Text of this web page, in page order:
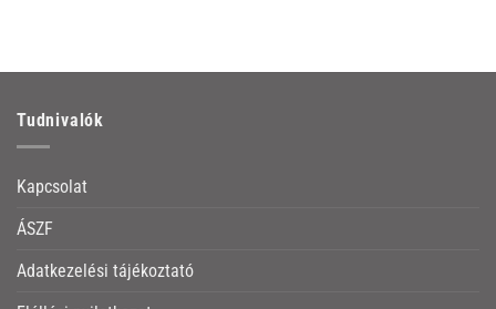
Tudnivalók
Kapcsolat
ÁSZF
Adatkezelési tájékoztató